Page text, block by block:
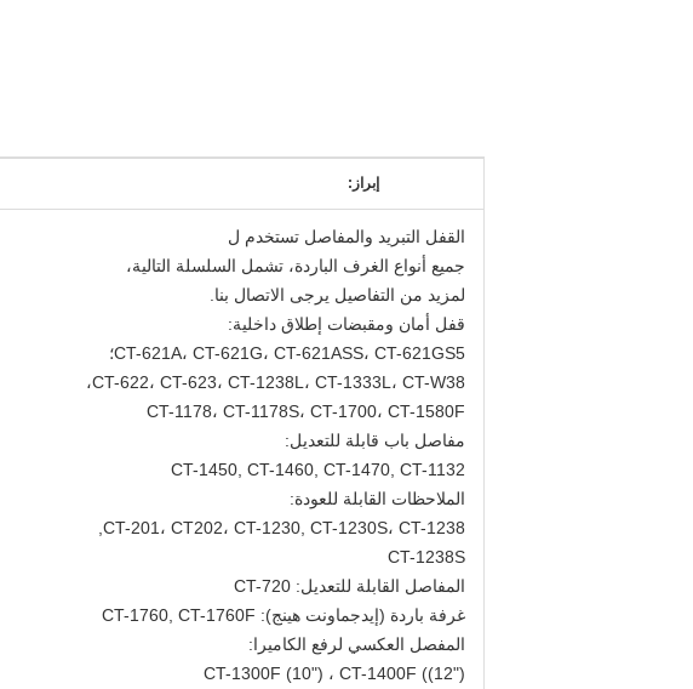
إبراز:
القفل التبريد والمفاصل تستخدم ل
جميع أنواع الغرف الباردة، تشمل السلسلة التالية،
لمزيد من التفاصيل يرجى الاتصال بنا.
قفل أمان ومقبضات إطلاق داخلية:
CT-621A، CT-621G، CT-621ASS، CT-621GS5؛
CT-622، CT-623، CT-1238L، CT-1333L، CT-W38،
CT-1178، CT-1178S، CT-1700، CT-1580F
مفاصل باب قابلة للتعديل:
CT-1450, CT-1460, CT-1470, CT-1132
الملاحظات القابلة للعودة:
CT-201، CT202، CT-1230, CT-1230S، CT-1238,
CT-1238S
المفاصل القابلة للتعديل: CT-720
غرفة باردة (إيدجماونت هينج): CT-1760, CT-1760F
المفصل العكسي لرفع الكاميرا:
CT-1300F (10") ، CT-1400F ((12")